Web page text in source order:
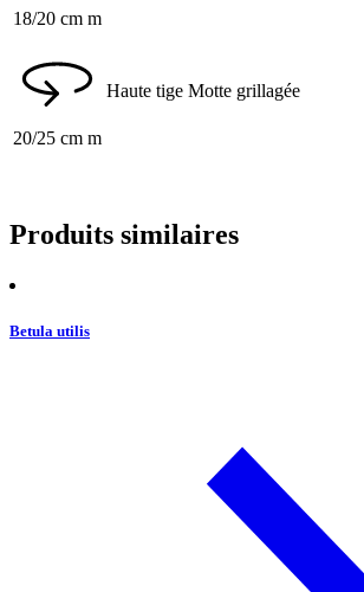
18/20 cm m
20/25 cm m
Haute tige Motte grillagée
Produits similaires
Betula utilis